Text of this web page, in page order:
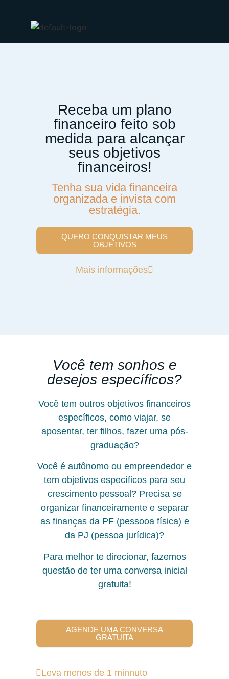
Receba um plano
financeiro feito sob
medida para alcançar
seus objetivos
financeiros!
Tenha sua vida financeira
organizada e invista com
estratégia.
QUERO CONQUISTAR MEUS
OBJETIVOS
Mais informações
Você tem sonhos e
desejos específicos?
Você tem outros objetivos financeiros
específicos, como viajar, se
aposentar, ter filhos, fazer uma pós-
graduação?
Você é autônomo ou empreendedor e
tem objetivos específicos para seu
crescimento pessoal? Precisa se
organizar financeiramente e separar
as finanças da PF (pessooa física) e
da PJ (pessoa jurídica)?
Para melhor te direcionar, fazemos
questão de ter uma conversa inicial
gratuita!
AGENDE UMA CONVERSA
GRATUITA
Leva menos de 1 minnuto